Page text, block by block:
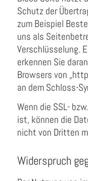
Schutz der
zum Beispiel
uns als
Verschlüsselung.
erkennen Sie
Browsers von
an dem Schloss-
Wenn die SSL-
ist, können die
nicht von Dritten
Widerspruch